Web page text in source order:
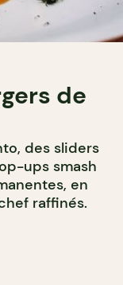
de
des sliders
ups smash
en
raffinés.